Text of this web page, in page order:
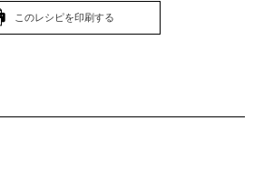
このレシピを印刷する